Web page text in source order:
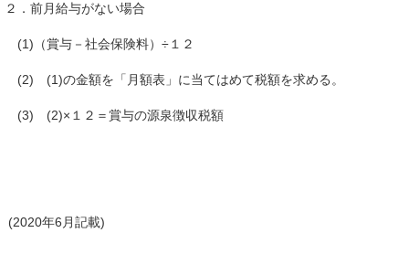
２．前月給与がない場合
(1)（賞与－社会保険料）÷１２
(2) (1)の金額を「月額表」に当てはめて税額を求める。
(3) (2)×１２＝賞与の源泉徴収税額
(2020年6月記載)